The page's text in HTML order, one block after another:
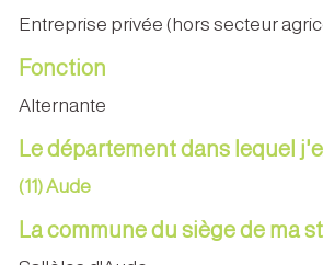
Entreprise privée (hors secteur
Fonction
Alternante
Le département dans lequel
(11) Aude
La commune du siège de ma